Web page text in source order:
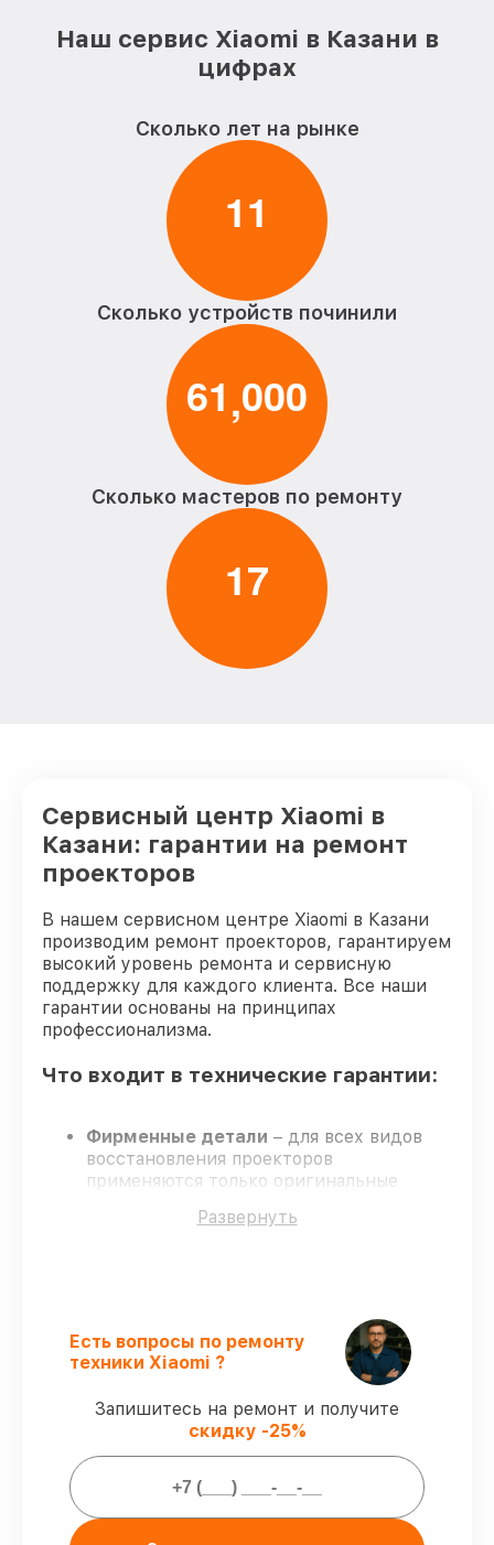
Замена лампы подсветки проектора
Xiaomi
от 720₽
Замена оптики проектора Xiaomi
Замена блока управления проектора
Замена вентилятора проектора Xiaomi
Замена системы накаливания проектора
Наш сервис Xiaomi в Казани в
цифрах
Сколько лет на рынке
11
Сколько устройств починили
61,000
Сколько мастеров по ремонту
17
Сервисный центр Xiaomi в
Казани: гарантии на ремонт
проекторов
В нашем сервисном центре Xiaomi в Казани
производим ремонт проекторов, гарантируем
высокий уровень ремонта и сервисную
поддержку для каждого клиента. Все наши
гарантии основаны на принципах
профессионализма.
Что входит в технические гарантии:
Фирменные детали – для всех видов
восстановления проекторов
применяются только оригинальные
Сертифицированные инженеры
восстановления без задержек.
Сервис с гарантией
– официальная
Гарантии сервиса на восстановление
проекторов:
Развернуть
Есть вопросы по ремонту
техники Xiaomi ?
Запишитесь на ремонт и получите
скидку -25%